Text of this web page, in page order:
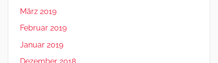
März 2019
Februar 2019
Januar 2019